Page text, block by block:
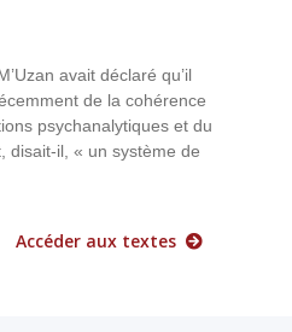
avait déclaré qu’il
de la cohérence
psychanalytiques et du
disait-il, « un système de
Accéder aux textes